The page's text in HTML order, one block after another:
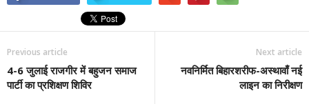
Previous article
4-6 जुलाई राजगीर में बहुजन समाज
पार्टी का प्रशिक्षण शिविर
Next article
नवनिर्मित बिहारशरीफ-अस्थावाँ नई
लाइन का निरीक्षण